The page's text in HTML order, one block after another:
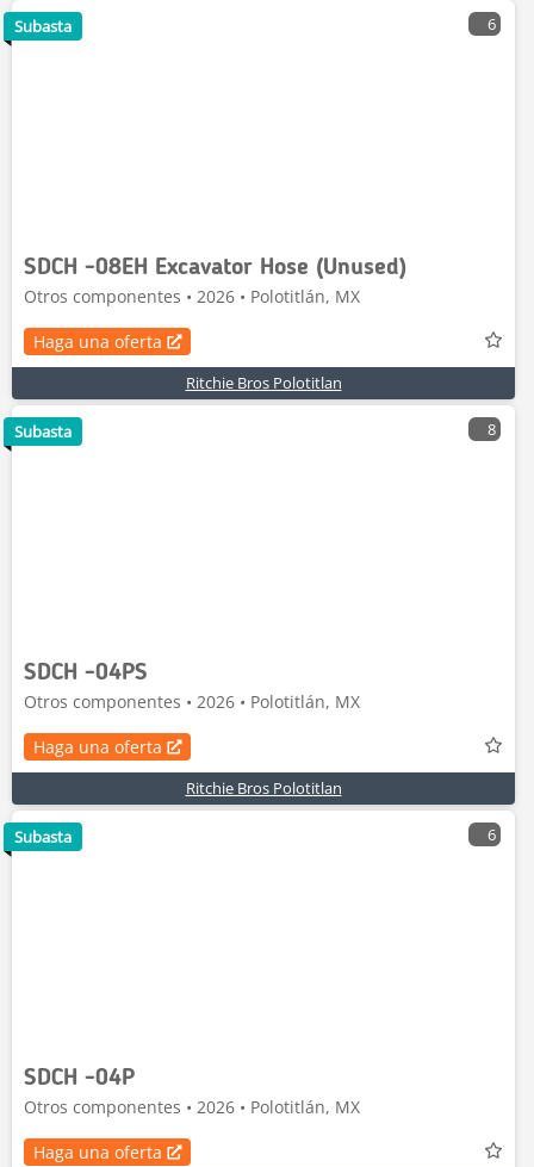
6
SDCH -08EH Excavator Hose (Unused)
Otros componentes • 2026 • Polotitlán, MX
Haga una oferta
Ritchie Bros Polotitlan
Subasta
8
SDCH -04PS
Otros componentes • 2026 • Polotitlán, MX
Haga una oferta
Ritchie Bros Polotitlan
Subasta
6
SDCH -04P
Otros componentes • 2026 • Polotitlán, MX
Haga una oferta
Subasta